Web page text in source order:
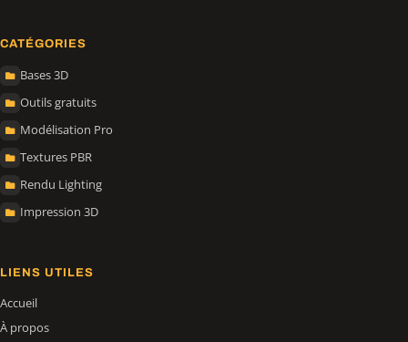
CATÉGORIES
Bases 3D
Outils gratuits
Modélisation Pro
Textures PBR
Rendu Lighting
Impression 3D
LIENS UTILES
Accueil
À propos